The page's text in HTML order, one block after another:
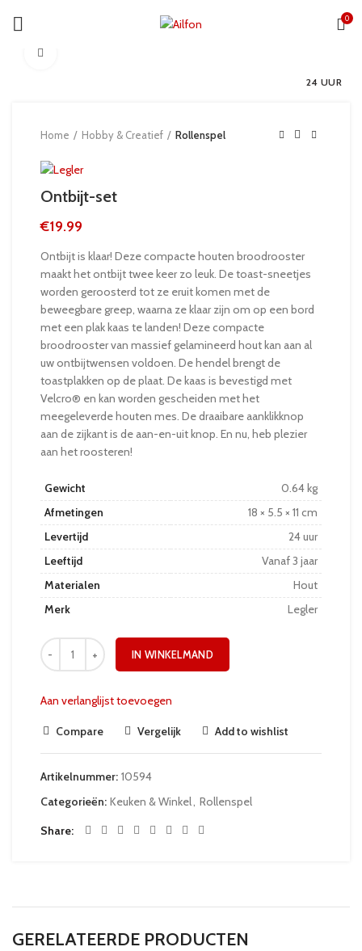
0
24 UUR
Home Hobby & Creatief Rollenspel
Ontbijt-set
€19.99
Ontbijt is klaar! Deze compacte houten broodrooster
maakt het ontbijt twee keer zo leuk. De toast-sneetjes
worden geroosterd tot ze eruit komen met de
beweegbare greep, waarna ze klaar zijn om op een bord
met een plak kaas te landen! Deze compacte
broodrooster van massief gelamineerd hout kan aan al
uw ontbijtwensen voldoen. De hendel brengt de
toastplakken op de plaat. De kaas is bevestigd met
Velcro® en kan worden gescheiden met het
meegeleverde houten mes. De draaibare aanklikknop
aan de zijkant is de aan-en-uit knop. En nu, heb plezier
aan het roosteren!
Gewicht
0.64 kg
Afmetingen
18 × 5.5 × 11 cm
Levertijd
24 uur
Leeftijd
Vanaf 3 jaar
Materialen
Hout
Merk
Legler
IN WINKELMAND
Aan verlanglijst toevoegen
Compare Vergelijk Add to wishlist
Artikelnummer: 10594
Categorieën: Keuken & Winkel Rollenspel
Share
GERELATEERDE PRODUCTEN